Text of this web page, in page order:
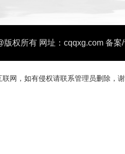
版权所有 网址：cqqxg.com 备案
网，如有侵权请联系管理员删除，